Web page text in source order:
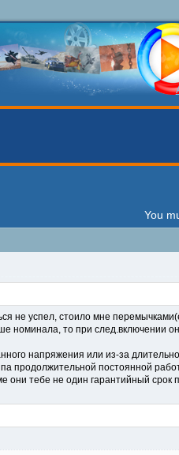
You
не успел, стоило мне
номинала, то при след.включении
напряжения или из-за
продолжительной постоянной
тебе не один гарантийный срок